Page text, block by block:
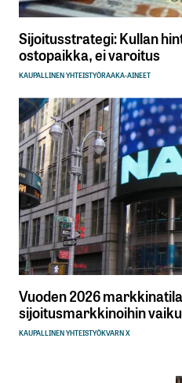
Sijoitusstrategi: Kullan
ostopaikka, ei varoitus
KAUPALLINEN YHTEISTYÖRAAKA-AINEET
Vuoden 2026
sijoitusmarkkinoihin
KAUPALLINEN YHTEISTYÖKVARN X